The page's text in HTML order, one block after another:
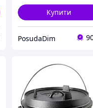
Купити
PosudaDim